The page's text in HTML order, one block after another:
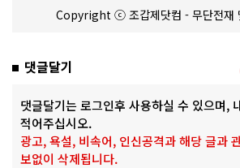
Copyright ⓒ 조갑제닷컴 - 무단전재
댓글달기
댓글달기는 로그인후 사용하실 수 있으며,
적어주십시오.
광고, 욕설, 비속어, 인신공격과 해당 글과
보없이 삭제됩니다.